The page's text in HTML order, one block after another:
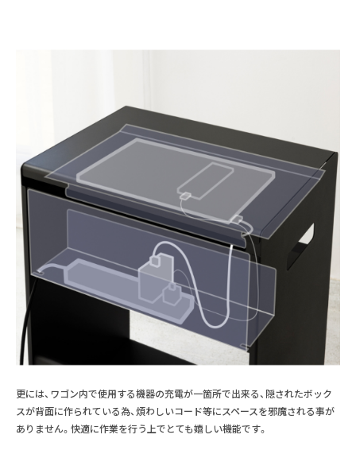
更には、ワゴン内で使用する機器の充電が一箇所で出来る、隠されたボック
スが背面に作られている為、煩わしいコード等にスペースを邪魔される事が
ありません。快適に作業を行う上でとても嬉しい機能です。